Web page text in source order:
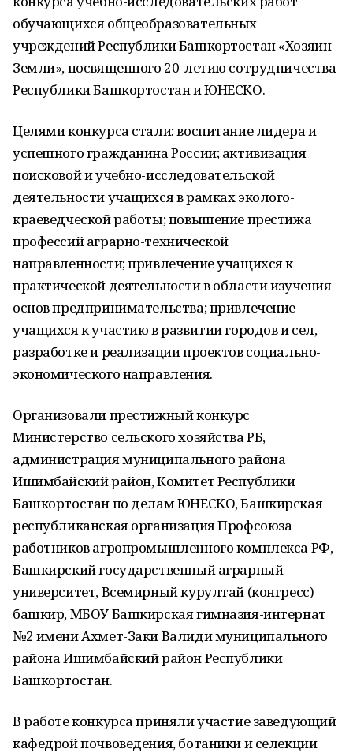
обучающихся общеобразовательных
учреждений Республики Башкортостан «Хозяин
Земли», посвященного 20-летию сотрудничества
Республики Башкортостан и ЮНЕСКО.
Целями конкурса стали: воспитание лидера и
успешного гражданина России; активизация
поисковой и учебно-исследовательской
деятельности учащихся в рамках эколого-
краеведческой работы; повышение престижа
профессий аграрно-технической
направленности; привлечение учащихся к
практической деятельности в области изучения
основ предпринимательства; привлечение
учащихся к участию в развитии городов и сел,
разработке и реализации проектов социально-
экономического направления.
Организовали престижный конкурс
Министерство сельского хозяйства РБ,
администрация муниципального района
Ишимбайский район, Комитет Республики
Башкортостан по делам ЮНЕСКО, Башкирская
республиканская организация Профсоюза
работников агропромышленного комплекса РФ,
Башкирский государственный аграрный
университет, Всемирный курултай (конгресс)
башкир, МБОУ Башкирская гимназия-интернат
№2 имени Ахмет-Заки Валиди муниципального
района Ишимбайский район Республики
Башкортостан.
В работе конкурса приняли участие заведующий
кафедрой почвоведения, ботаники и селекции